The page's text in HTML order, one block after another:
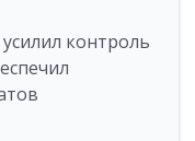
контроль